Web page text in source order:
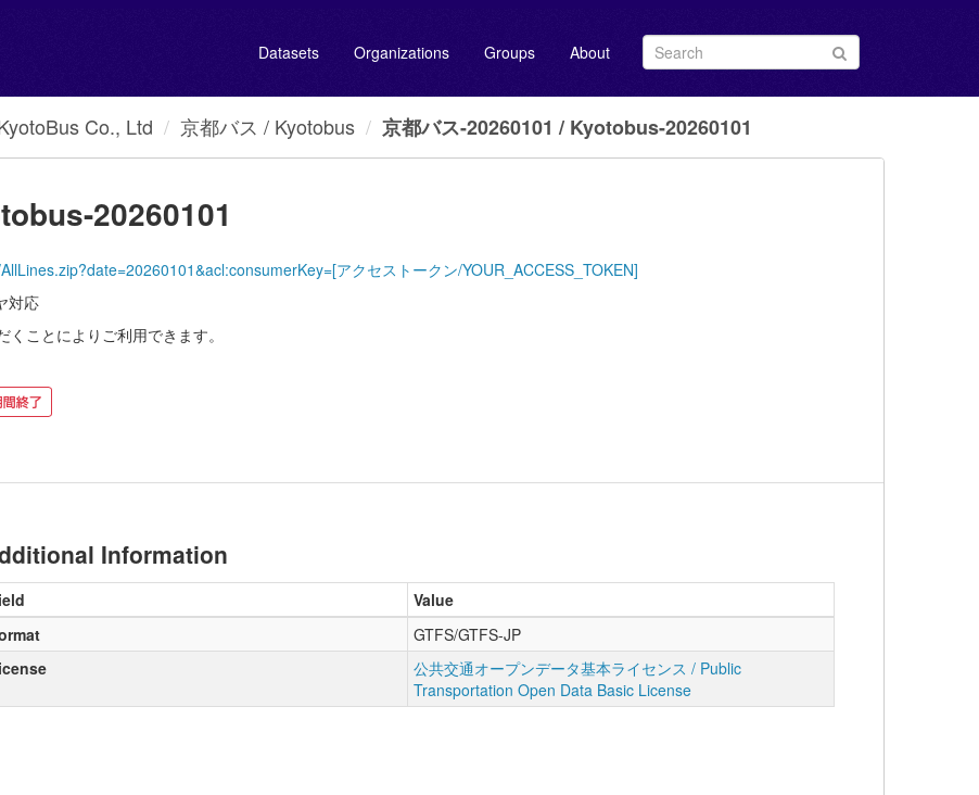
Datasets Organizations Groups About
Co., Ltd 京都バス / Kyotobus 京都バス-20260101 / Kyotobus-20260101
20260101
アクセストークン/YOUR_ACCESS_TOKEN]
対応
ことによりご利用できます。
Information
Value
GTFS/GTFS-JP
公共交通オープンデータ基本ライセンス / Public
Transportation Open Data Basic License